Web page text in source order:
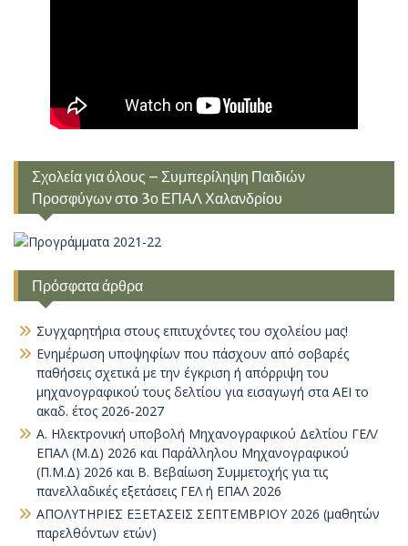
Σχολεία για όλους – Συμπερίληψη Παιδιών
Προσφύγων στo 3ο ΕΠΑΛ Χαλανδρίου
Πρόσφατα άρθρα
Συγχαρητήρια στους επιτυχόντες του σχολείου μας!
Ενημέρωση υποψηφίων που πάσχουν από σοβαρές
παθήσεις σχετικά με την έγκριση ή απόρριψη του
μηχανογραφικού τους δελτίου για εισαγωγή στα ΑΕΙ το
ακαδ. έτος 2026-2027
Α. Ηλεκτρονική υποβολή Μηχανογραφικού Δελτίου ΓΕΛ/
ΕΠΑΛ (Μ.Δ) 2026 και Παράλληλου Μηχανογραφικού
(Π.Μ.Δ) 2026 και Β. Βεβαίωση Συμμετοχής για τις
πανελλαδικές εξετάσεις ΓΕΛ ή ΕΠΑΛ 2026
ΑΠΟΛΥΤΗΡΙΕΣ ΕΞΕΤΑΣΕΙΣ ΣΕΠΤΕΜΒΡΙΟΥ 2026 (μαθητών
παρελθόντων ετών)